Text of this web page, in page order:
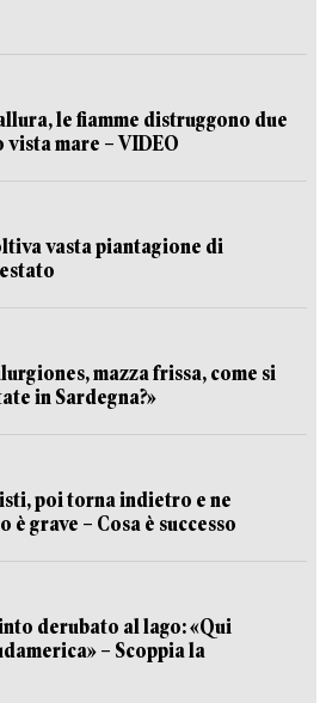
le fiamme distruggono due
mare – VIDEO
vasta piantagione di
mazza frissa, come si
in Sardegna?»
poi torna indietro e ne
è grave – Cosa è successo
derubato al lago: «Qui
– Scoppia la